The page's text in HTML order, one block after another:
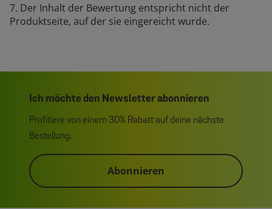
7. Der Inhalt der Bewertung entspricht nicht der
Produktseite, auf der sie eingereicht wurde.
Ich möchte den Newsletter abonnieren
Profitiere von einem 30% Rabatt auf deine nächste
Bestellung.
Abonnieren